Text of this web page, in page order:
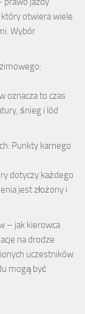
który otwiera wiele
Wybór
oznacza to czas
śnieg i lód
Punkty karnego
dotyczy każdego
jest złożony i
– jak kierowca
na drodze
uczestników
mogą być